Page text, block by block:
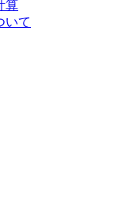
算
いて